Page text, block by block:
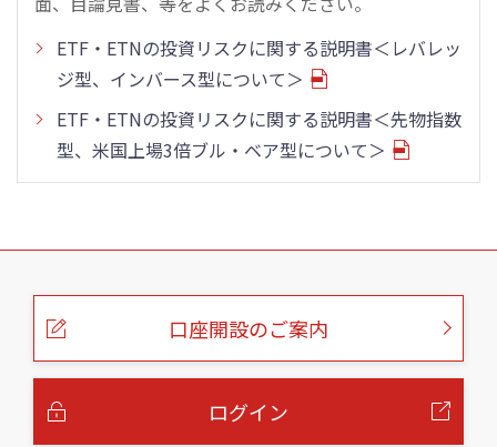
ETF・ETNの投資リスクに関する説明書＜レバレッ
ジ型、インバース型について＞
ETF・ETNの投資リスクに関する説明書＜先物指数
型、米国上場3倍ブル・ベア型について＞
こ
口座開設のご案内
ログイン